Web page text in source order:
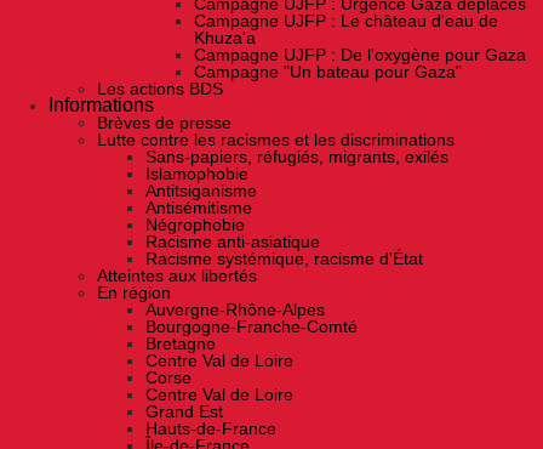
Campagne UJFP : Le château d'eau de
Khuza'a
Campagne UJFP : De l'oxygène pour Gaza
Campagne "Un bateau pour Gaza"
Les actions BDS
Informations
Brèves de presse
Lutte contre les racismes et les discriminations
Sans-papiers, réfugiés, migrants, exilés
Islamophobie
Antitsiganisme
Antisémitisme
Négrophobie
Racisme anti-asiatique
Racisme systémique, racisme d'État
Atteintes aux libertés
En région
Auvergne-Rhône-Alpes
Bourgogne-Franche-Comté
Bretagne
Centre Val de Loire
Corse
Centre Val de Loire
Grand Est
Hauts-de-France